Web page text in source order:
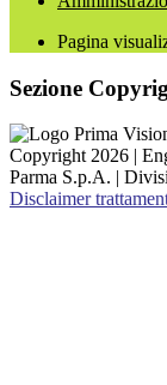
Pagina
Sezione
Copyright 2026 |
Parma S.p.A. |
Disclaimer